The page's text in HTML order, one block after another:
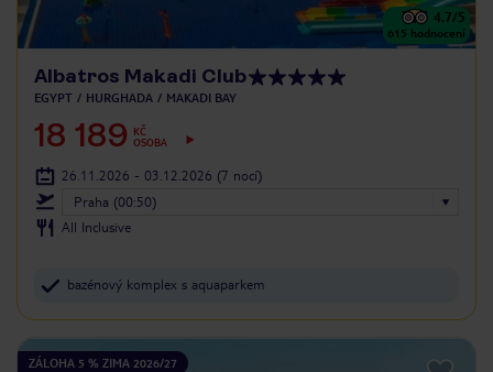
4.7/5
615 hodnocení
Albatros Makadi Club
EGYPT HURGHADA MAKADI BAY
18 189
KČ
OSOBA
26.11.2026 - 03.12.2026 (7 nocí)
Praha (00:50)
All Inclusive
bazénový komplex s aquaparkem
ZÁLOHA 5 % ZIMA 2026/27